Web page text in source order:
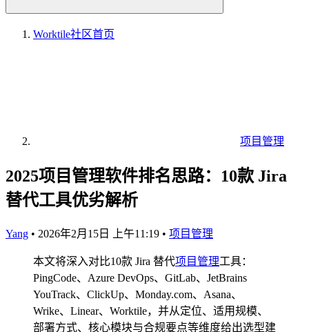
Worktile社区首页
项目管理
2025项目管理软件排名思路：10款 Jira
替代工具优劣解析
Yang • 2026年2月15日 上午11:19 • 项目管理
本文将深入对比10款 Jira 替代项目管理工具：
PingCode、Azure DevOps、GitLab、JetBrains
YouTrack、ClickUp、Monday.com、Asana、
Wrike、Linear、Worktile，并从定位、适用规模、
部署方式、核心模块与合规要点等维度给出选型建